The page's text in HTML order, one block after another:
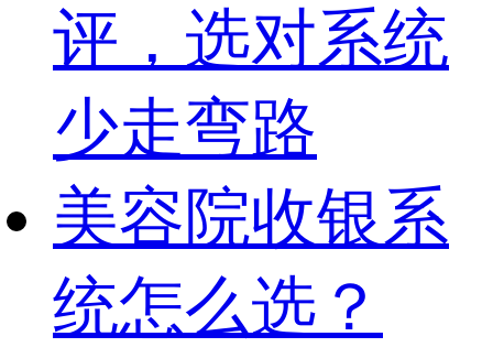
评，选对系统
少走弯路
美容院收银系
统怎么选？